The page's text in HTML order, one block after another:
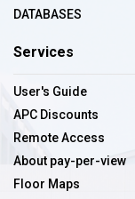
DATABASES
Services
User's Guide
APC Discounts
Remote Access
About pay-per-view
Floor Maps